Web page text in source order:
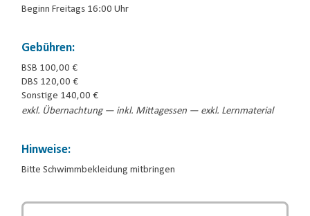
Beginn Freitags 16:00 Uhr
Gebühren:
BSB 100,00 €
DBS 120,00 €
Sonstige 140,00 €
exkl. Übernachtung — inkl. Mittagessen — exkl. Lernmaterial
Hinweise:
Bitte Schwimmbekleidung mitbringen